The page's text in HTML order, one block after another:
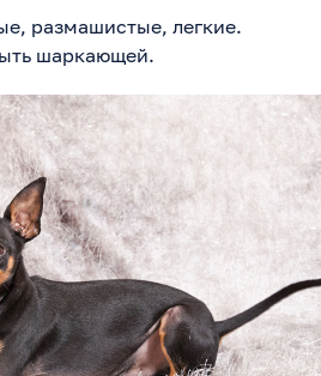
размашистые, легкие.
шаркающей.